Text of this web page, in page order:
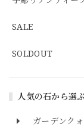
SALE
SOLDOUT
人気の石から選
ガーデンク